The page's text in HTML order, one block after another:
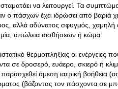
να λειτουργεί. Τα
ο πάσχων έχει ιδρώσει από βαριά
αλλά αδύνατος σφυγμός, χαμηλή
απώλεια αισθήσεων ή κώμα.
θερμοπληξίας οι ενέργειες
σε δροσερό, ευάερο, σκιερό ή
άμεση ιατρική βοήθεια
(βάζοντας τον πάσχοντα σε